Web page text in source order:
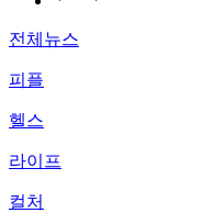
전체뉴스
피플
헬스
라이프
컬처